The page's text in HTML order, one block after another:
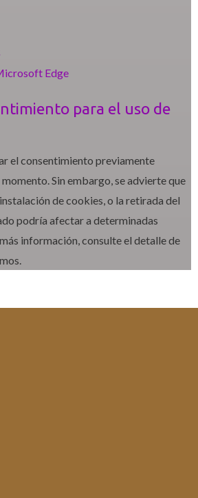
Edge
para el uso de
el consentimiento previamente
Sin embargo, se advierte que
de cookies, o la retirada del
podría afectar a determinadas
información, consulte el detalle de